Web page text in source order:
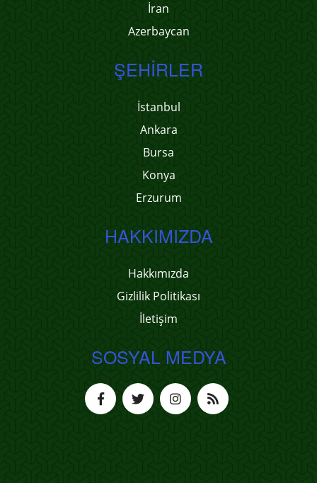
İran
Azerbaycan
ŞEHIRLER
İstanbul
Ankara
Bursa
Konya
Erzurum
HAKKIMIZDA
Hakkımızda
Gizlilik Politikası
İletişim
SOSYAL MEDYA